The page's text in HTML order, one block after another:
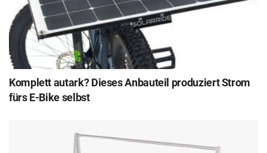
Komplett autark? Dieses Anbauteil produziert Strom
fürs E-Bike selbst